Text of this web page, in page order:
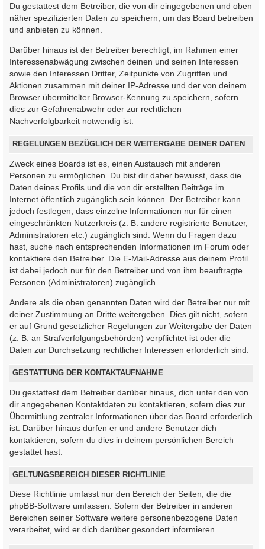
Du gestattest dem Betreiber, die von dir eingegebenen und oben
näher spezifizierten Daten zu speichern, um das Board betreiben
und anbieten zu können.
Darüber hinaus ist der Betreiber berechtigt, im Rahmen einer
Interessenabwägung zwischen deinen und seinen Interessen
sowie den Interessen Dritter, Zeitpunkte von Zugriffen und
Aktionen zusammen mit deiner IP-Adresse und der von deinem
Browser übermittelter Browser-Kennung zu speichern, sofern
dies zur Gefahrenabwehr oder zur rechtlichen
Nachverfolgbarkeit notwendig ist.
REGELUNGEN BEZÜGLICH DER WEITERGABE DEINER DATEN
Zweck eines Boards ist es, einen Austausch mit anderen
Personen zu ermöglichen. Du bist dir daher bewusst, dass die
Daten deines Profils und die von dir erstellten Beiträge im
Internet öffentlich zugänglich sein können. Der Betreiber kann
jedoch festlegen, dass einzelne Informationen nur für einen
eingeschränkten Nutzerkreis (z. B. andere registrierte Benutzer,
Administratoren etc.) zugänglich sind. Wenn du Fragen dazu
hast, suche nach entsprechenden Informationen im Forum oder
kontaktiere den Betreiber. Die E-Mail-Adresse aus deinem Profil
ist dabei jedoch nur für den Betreiber und von ihm beauftragte
Personen (Administratoren) zugänglich.
Andere als die oben genannten Daten wird der Betreiber nur mit
deiner Zustimmung an Dritte weitergeben. Dies gilt nicht, sofern
er auf Grund gesetzlicher Regelungen zur Weitergabe der Daten
(z. B. an Strafverfolgungsbehörden) verpflichtet ist oder die
Daten zur Durchsetzung rechtlicher Interessen erforderlich sind.
GESTATTUNG DER KONTAKTAUFNAHME
Du gestattest dem Betreiber darüber hinaus, dich unter den von
dir angegebenen Kontaktdaten zu kontaktieren, sofern dies zur
Übermittlung zentraler Informationen über das Board erforderlich
ist. Darüber hinaus dürfen er und andere Benutzer dich
kontaktieren, sofern du dies in deinem persönlichen Bereich
gestattet hast.
GELTUNGSBEREICH DIESER RICHTLINIE
Diese Richtlinie umfasst nur den Bereich der Seiten, die die
phpBB-Software umfassen. Sofern der Betreiber in anderen
Bereichen seiner Software weitere personenbezogene Daten
verarbeitet, wird er dich darüber gesondert informieren.